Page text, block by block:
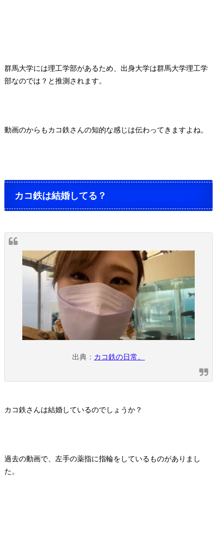
群馬大学には理工学部があるため、出身大学は群馬大学理工学
部なのでは？と推測されます。
動画のからもカコ鉄さんの知的な感じは伝わってきますよね。
カコ鉄は結婚してる？
出典： カコ鉄の日常。
カコ鉄さんは結婚しているのでしょうか？
過去の動画で、左手の薬指に指輪をしているものがありまし
た。